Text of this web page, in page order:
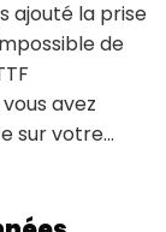
ajouté la prise
de
avez
sur votre...